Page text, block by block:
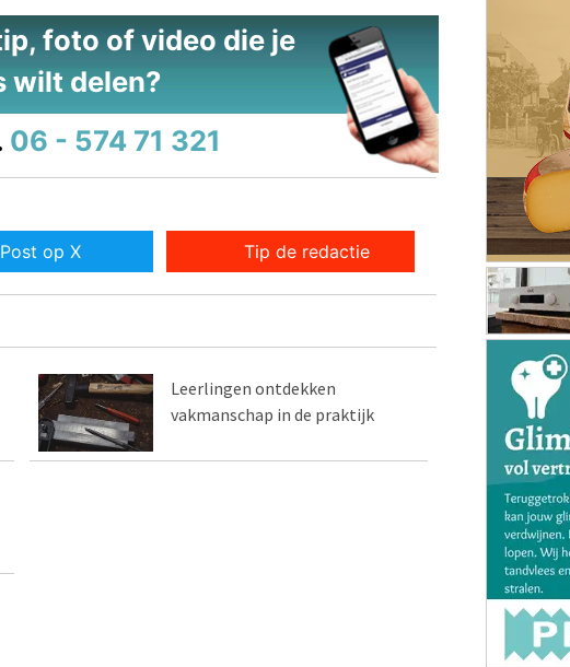
foto of video die je
wilt delen?
06 - 574 71 321
Post op X Tip de redactie
Leerlingen ontdekken
vakmanschap in de praktijk